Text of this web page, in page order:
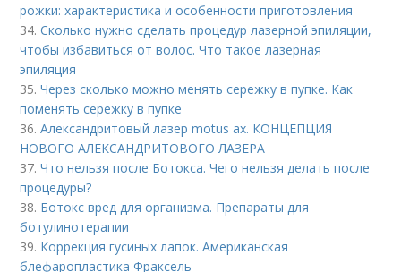
рожки: характеристика и особенности приготовления
34.Сколько нужно сделать процедур лазерной эпиляции,
чтобы избавиться от волос. Что такое лазерная
эпиляция
35.Через сколько можно менять сережку в пупке. Как
поменять сережку в пупке
36.Александритовый лазер motus ax. КОНЦЕПЦИЯ
НОВОГО АЛЕКСАНДРИТОВОГО ЛАЗЕРА
37.Что нельзя после Ботокса. Чего нельзя делать после
процедуры?
38. Ботокс вред для организма. Препараты для
ботулинотерапии
39. Коррекция гусиных лапок. Американская
блефаропластика Фраксель